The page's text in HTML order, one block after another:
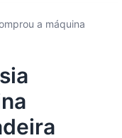
a máquina